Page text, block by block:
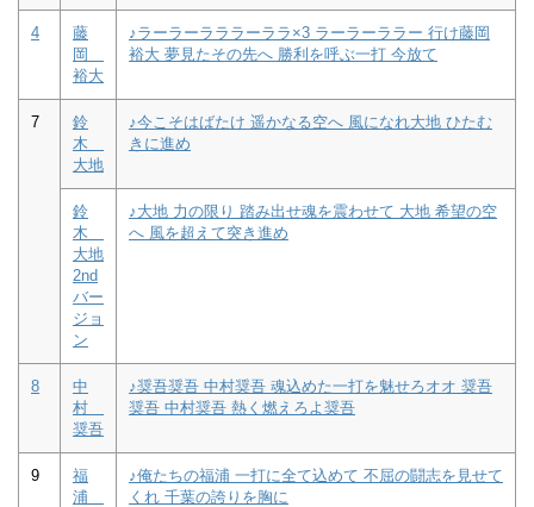
4
藤
岡
裕大
♪ラーラーラララーララ×3 ラーラーララー 行け藤岡
裕大 夢見たその先へ 勝利を呼ぶ一打 今放て
7
鈴
木
大地
♪今こそはばたけ 遥かなる空へ 風になれ大地 ひたむ
きに進め
鈴
木
大地
2nd
バー
ジョ
ン
♪大地 力の限り 踏み出せ魂を震わせて 大地 希望の空
へ 風を超えて突き進め
8
中
村
奨吾
♪奨吾奨吾 中村奨吾 魂込めた一打を魅せろオオ 奨吾
奨吾 中村奨吾 熱く燃えろよ奨吾
9
福
浦
♪俺たちの福浦 一打に全て込めて 不屈の闘志を見せて
くれ 千葉の誇りを胸に